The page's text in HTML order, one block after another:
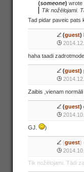
(someone) wrote
Tik nožēlojami.
Tad pidar paveic pats
(guest)
haha taadi
(guest)
Zaibis ,vienam
(guest)
GJ. )
(guest)
Tik nožēlojami. Tādi